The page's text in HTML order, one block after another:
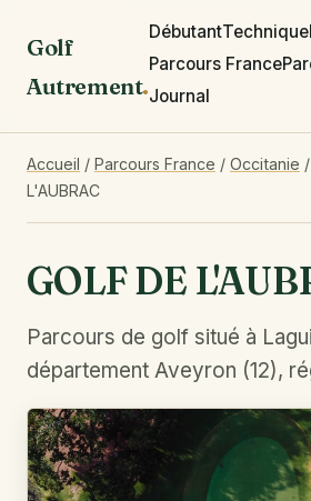
Golf
Autrement.
DébutantTechnique
Parcours France
Journal
Accueil / Parcours France / Occitanie /
L'AUBRAC
GOLF DE
Parcours de golf situé à
département Aveyron (12),